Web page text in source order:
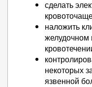
сделать
наложить
желудочном
некоторых
язвенной